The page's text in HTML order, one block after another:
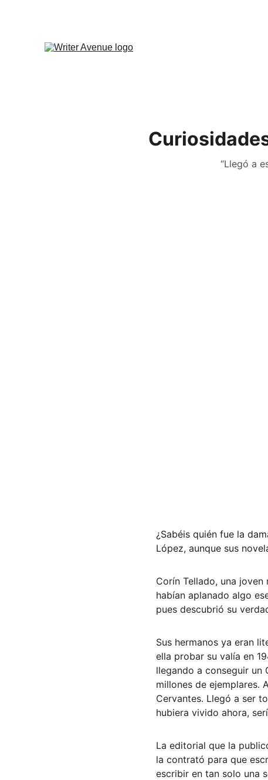
“Llegó a
¿Sabéis quién fue la
López, aunque sus
Corín Tellado, una
habían aplanado algo
pues descubrió su
Sus hermanos ya eran
ella probar su valía en
llegando a conseguir un
millones de ejemplares.
Cervantes. Llegó a ser
hubiera vivido ahora,
La editorial que la
la contrató para que
escribir en tan solo una